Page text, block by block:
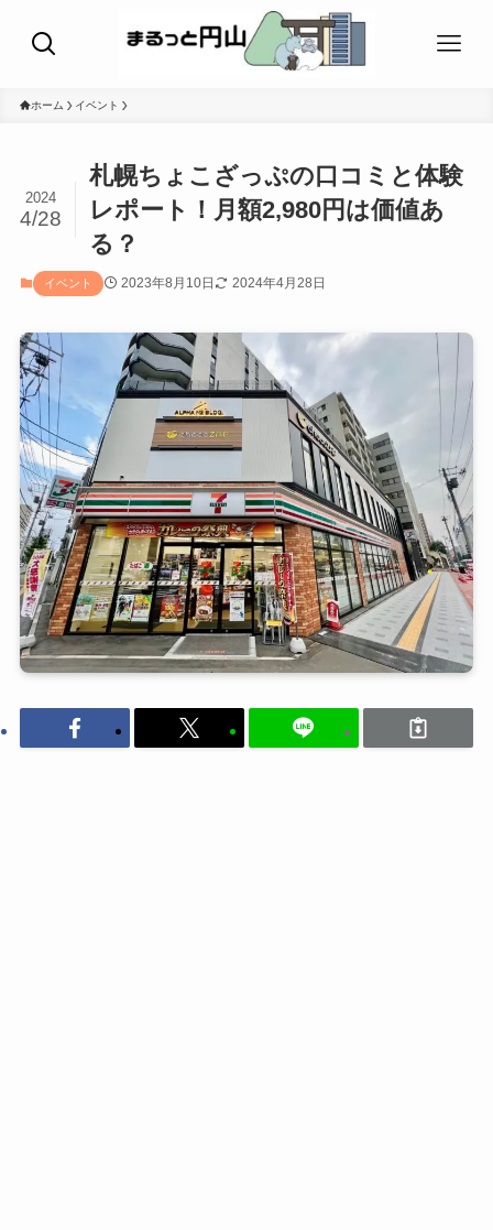
ホーム イベント
札幌ちょこざっぷの口コミと体験
レポート！月額2,980円は価値あ
る？
2024
4/28
イベント 2023年8月10日 2024年4月28日